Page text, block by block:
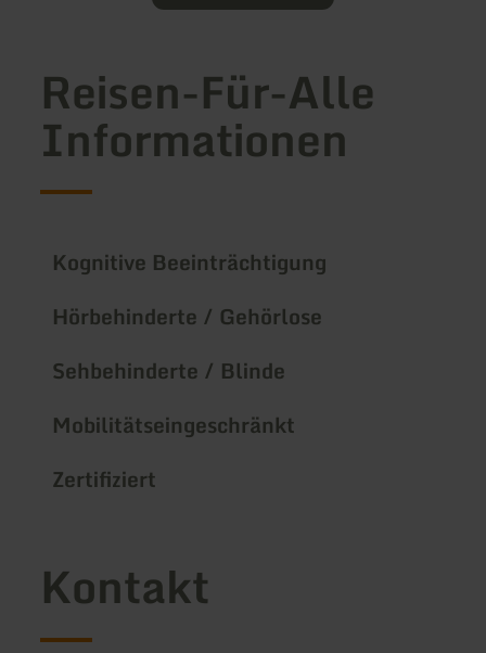
Reisen-Für-Alle
Informationen
Kognitive Beeinträchtigung
Hörbehinderte / Gehörlose
Sehbehinderte / Blinde
Mobilitätseingeschränkt
Zertifiziert
Kontakt